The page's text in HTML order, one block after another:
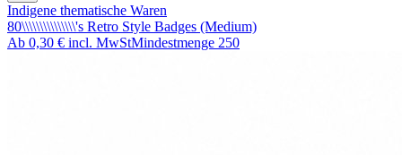
Indigene thematische Waren
80\\\\\\\\\\\\\\\'s Retro Style Badges (Medium)
Ab 0,30 € incl. MwStMindestmenge 250